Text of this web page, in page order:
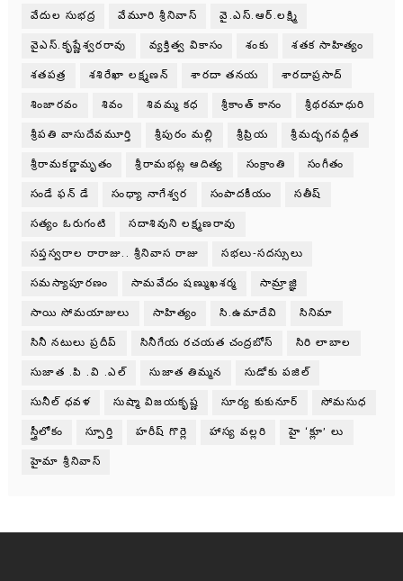
వేదుల సుభద్ర వేమూరి శ్రీనివాస్ వై.ఎస్.ఆర్.లక్ష్మి
వైఎస్.కృష్ణేశ్వరరావు వ్యక్తిత్వ వికాసం శంకు శతక సాహిత్యం
శతపత్ర శశిరేఖా లక్ష్మణన్ శారదా తనయ శారదాప్రసాద్
శింజారవం శివం శివమ్మ కధ శ్రీకాంత్ కానం శ్రీథరమాధురి
శ్రీపతి వాసుదేవమూర్తి శ్రీపురం మల్లి శ్రీప్రియ శ్రీమద్భగవద్గీత
శ్రీరామకర్ణామృతం శ్రీరామభట్ల ఆదిత్య సంక్రాంతి సంగీతం
సండే ఫన్ డే సంధ్యా నాగేశ్వర సంపాదకీయం సతీష్
సత్యం ఓరుగంటి సదాశివుని లక్ష్మణరావు
సప్తస్వరాల రారాజు.. శ్రీనివాస రాజు సభలు-సదస్సులు
సమస్యాపూరణం సామవేదం షణ్ముఖశర్మ సామ్రాజ్ఞి
సాయి సోమయాజులు సాహిత్యం సి.ఉమాదేవి సినిమా
సినీ నటులు ప్రదీప్ సినీగేయ రచయత చంద్రబోస్ సిరి లాబాల
సుజాత .పి .వి .ఎల్ సుజాత తిమ్మన సుడోకు పజిల్
సునీల్ ధవళ సుష్మా విజయకృష్ణ సూర్య కుకునూర్ సోమసుధ
స్త్రీలోకం స్పూర్తి హరీష్ గొర్లె హాస్య వల్లరి హై ‘క్లూ’ లు
హైమా శ్రీనివాస్